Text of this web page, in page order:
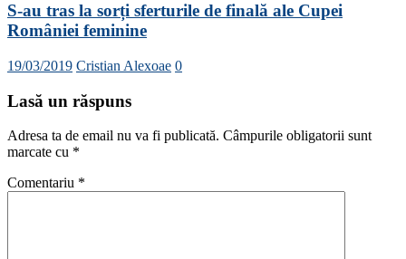
S-au tras la sorți sferturile de finală ale Cupei
României feminine
19/03/2019 Cristian Alexoae 0
Lasă un răspuns
Adresa ta de email nu va fi publicată. Câmpurile obligatorii sunt
marcate cu *
Comentariu *